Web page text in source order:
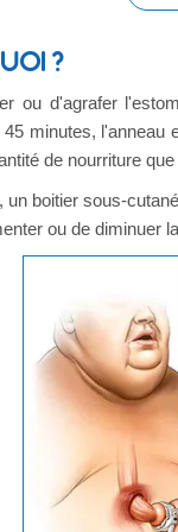
?
ou d'agrafer
minutes, l'anneau
de nourriture
boitier sous-
ou de diminuer